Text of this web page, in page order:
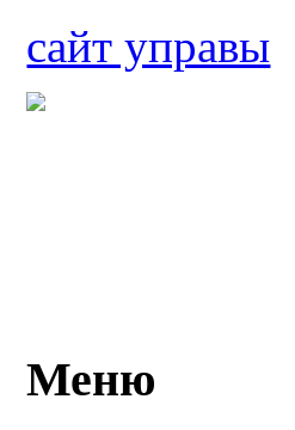
сайт управы
Меню